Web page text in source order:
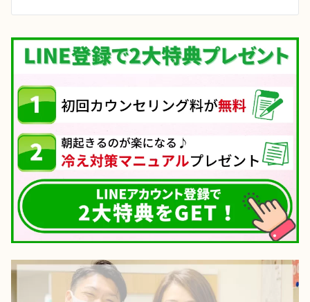
シ
ョ
ン